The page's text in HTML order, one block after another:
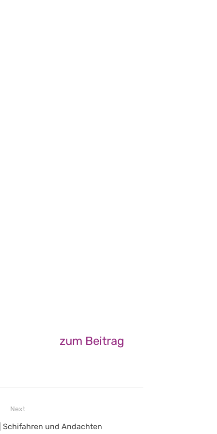
zum Beitrag
Next
Schifahren und Andachten